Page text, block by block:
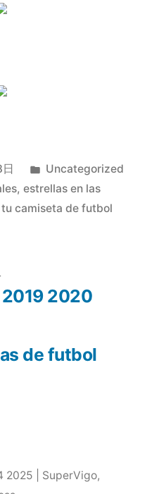
Publicado
en
Uncategorized
, estrellas en las
camiseta de futbol
de futbol
Entrada
siguiente:2020
2025 | SuperVigo,